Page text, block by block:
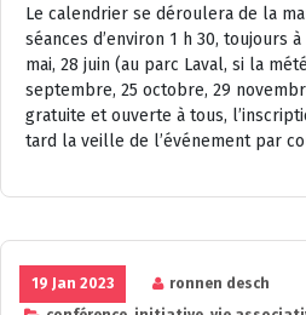
Le calendrier se déroulera de la
séances d’environ 1 h 30, toujours
mai, 28 juin (au parc Laval, si la
septembre, 25 octobre, 29
gratuite et ouverte à tous,
tard la veille de l’événement par
19 Jan 2023
ronnen desch